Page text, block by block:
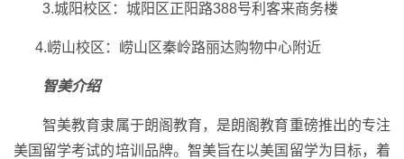
3.城阳校区：城阳区正阳路388号利客来商务楼
4.崂山校区：崂山区秦岭路丽达购物中心附近
智美介绍
智美教育隶属于朗阁教育，是朗阁教育重磅推出的专注
美国留学考试的培训品牌。智美旨在以美国留学为目标，着